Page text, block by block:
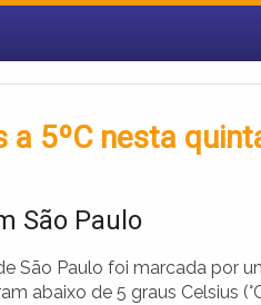
a 5ºC nesta
São Paulo
São Paulo foi marcada por
abaixo de 5 graus Celsius